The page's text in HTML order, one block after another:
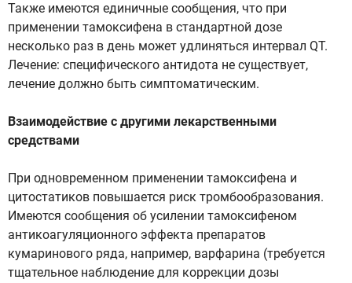
Также имеются единичные сообщения, что при
применении тамоксифена в стандартной дозе
несколько раз в день может удлиняться интервал QT.
Лечение: специфического антидота не существует,
лечение должно быть симптоматическим.
Взаимодействие с другими лекарственными
средствами
При одновременном применении тамоксифена и
цитостатиков повышается риск тромбообразования.
Имеются сообщения об усилении тамоксифеном
антикоагуляционного эффекта препаратов
кумаринового ряда, например, варфарина (требуется
тщательное наблюдение для коррекции дозы